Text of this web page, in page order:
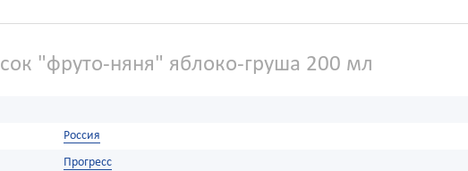
сок "фруто-няня" яблоко-груша 200 мл
Россия
Прогресс